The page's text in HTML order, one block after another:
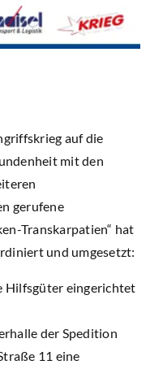
auf die
mit den
gerufene
Transkarpatien“ hat
und umgesetzt:
Hilfsgüter eingerichtet
der Spedition
11 eine